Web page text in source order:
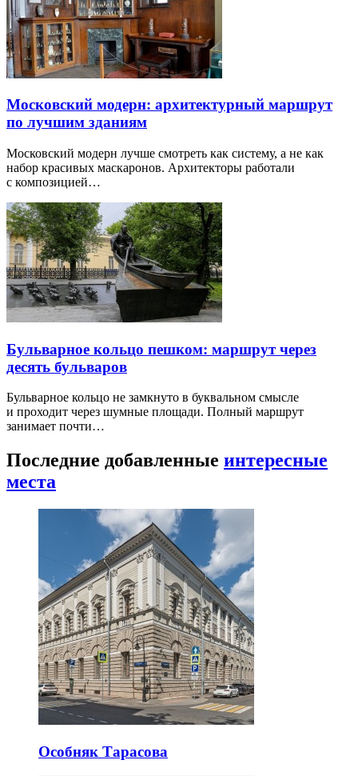
Московский модерн: архитектурный маршрут
по лучшим зданиям
Московский модерн лучше смотреть как систему, а не как
набор красивых маскаронов. Архитекторы работали
с композицией…
Бульварное кольцо пешком: маршрут через
десять бульваров
Бульварное кольцо не замкнуто в буквальном смысле
и проходит через шумные площади. Полный маршрут
занимает почти…
Последние добавленные интересные
места
Особняк Тарасова